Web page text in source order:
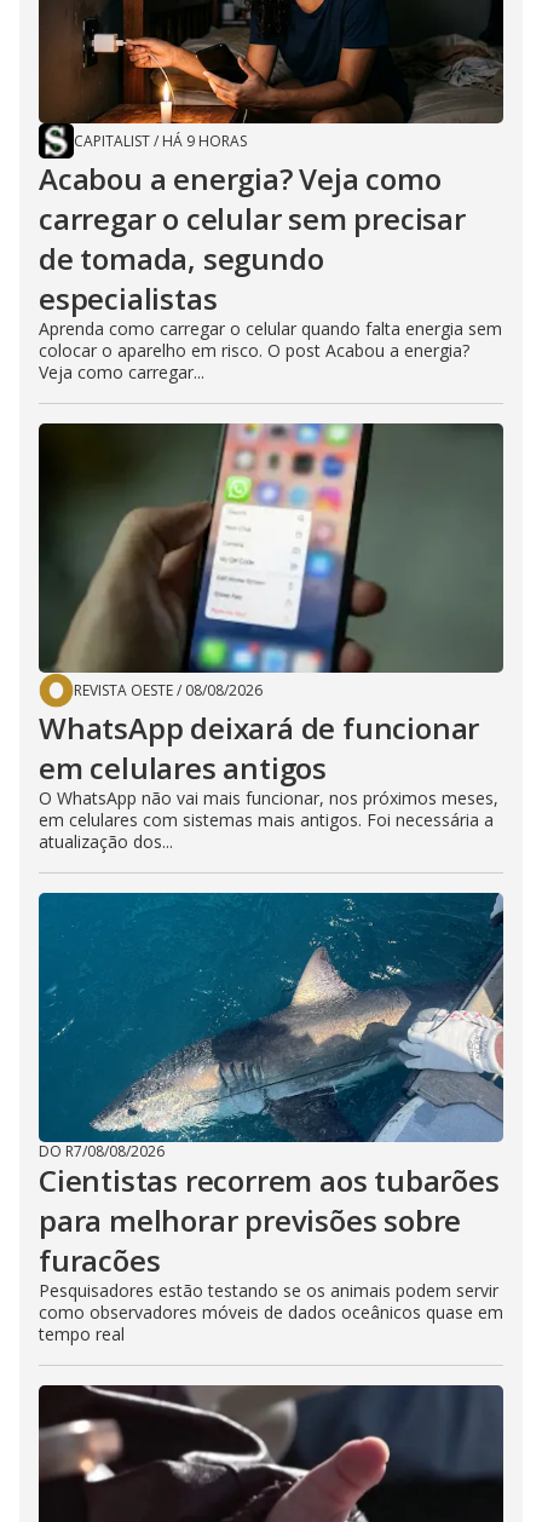
CAPITALIST/ HÁ 9 HORAS
Acabou a energia? Veja como
carregar o celular sem precisar
de tomada, segundo
especialistas
Aprenda como carregar o celular quando falta energia sem
colocar o aparelho em risco. O post Acabou a energia?
Veja como carregar...
REVISTA OESTE/ 08/08/2026
WhatsApp deixará de funcionar
em celulares antigos
O WhatsApp não vai mais funcionar, nos próximos meses,
em celulares com sistemas mais antigos. Foi necessária a
atualização dos...
DO R7/08/08/2026
Cientistas recorrem aos tubarões
para melhorar previsões sobre
furacões
Pesquisadores estão testando se os animais podem servir
como observadores móveis de dados oceânicos quase em
tempo real